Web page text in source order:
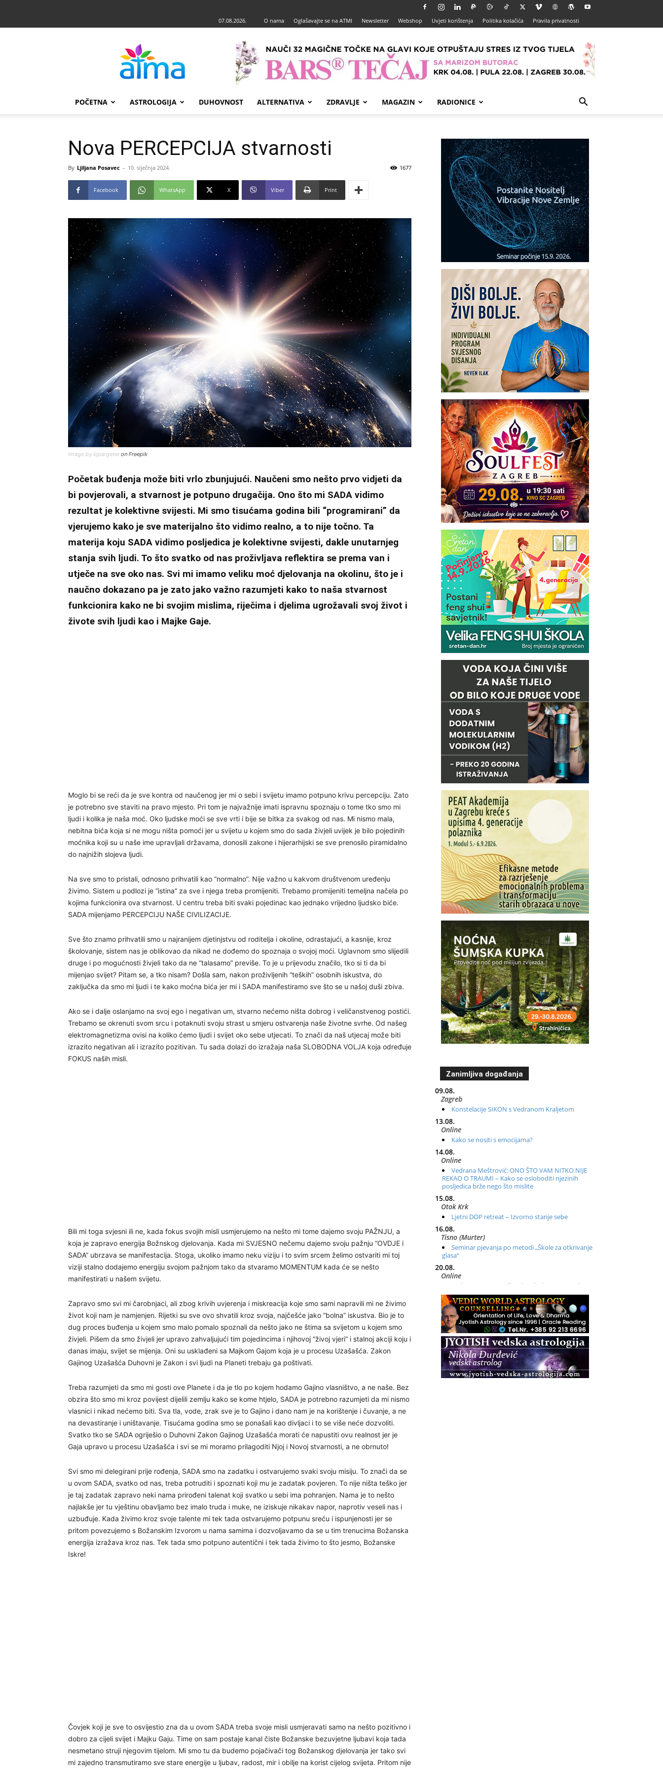
07.08.2026. O nama Oglašavajte se na ATMI Newsletter Webshop Uvjeti korištenja Politika kolačića Pravila privatnosti
POČETNA ASTROLOGIJA DUHOVNOST ALTERNATIVA ZDRAVLJE MAGAZIN RADIONICE
Nova PERCEPCIJA stvarnosti
By Ljiljana Posavec - 10. siječnja 2024. 1677
Facebook WhatsApp X Viber Print
Image by kjpargeter on Freepik
Početak buđenja može biti vrlo zbunjujući. Naučeni smo nešto prvo vidjeti da
bi povjerovali, a stvarnost je potpuno drugačija. Ono što mi SADA vidimo
rezultat je kolektivne svijesti. Mi smo tisućama godina bili “programirani” da
vjerujemo kako je sve materijalno što vidimo realno, a to nije točno. Ta
materija koju SADA vidimo posljedica je kolektivne svijesti, dakle unutarnjeg
stanja svih ljudi. To što svatko od nas proživljava reflektira se prema van i
utječe na sve oko nas. Svi mi imamo veliku moć djelovanja na okolinu, što je i
naučno dokazano pa je zato jako važno razumjeti kako to naša stvarnost
funkcionira kako ne bi svojim mislima, riječima i djelima ugrožavali svoj život i
živote svih ljudi kao i Majke Gaje.
Moglo bi se reći da je sve kontra od naučenog jer mi o sebi i svijetu imamo potpuno krivu percepciju. Zato
je potrebno sve staviti na pravo mjesto. Pri tom je najvažnije imati ispravnu spoznaju o tome tko smo mi
ljudi i kolika je naša moć. Oko ljudske moći se sve vrti i bije se bitka za svakog od nas. Mi nismo mala,
nebitna bića koja si ne mogu ništa pomoći jer u svijetu u kojem smo do sada živjeli uvijek je bilo pojedinih
moćnika koji su u naše ime upravljali državama, donosili zakone i hijerarhijski se sve prenosilo piramidalno
do najnižih slojeva ljudi.
Na sve smo to pristali, odnosno prihvatili kao “normalno”. Nije važno u kakvom društvenom uređenju
živimo. Sistem u podlozi je “istina” za sve i njega treba promijeniti. Trebamo promijeniti temeljna načela po
kojima funkcionira ova stvarnost. U centru treba biti svaki pojedinac kao jednako vrijedno ljudsko biće.
SADA mijenjamo PERCEPCIJU NAŠE CIVILIZACIJE.
Sve što znamo prihvatili smo u najranijem djetinjstvu od roditelja i okoline, odrastajući, a kasnije, kroz
školovanje, sistem nas je oblikovao da nikad ne dođemo do spoznaja o svojoj moći. Uglavnom smo slijedili
druge i po mogućnosti živjeli tako da ne “talasamo” previše. To je u prijevodu značilo, tko si ti da bi
mijenjao svijet? Pitam se, a tko nisam? Došla sam, nakon proživljenih “teških” osobnih iskustva, do
zaključka da smo mi ljudi i te kako moćna bića jer mi i SADA manifestiramo sve što se u našoj duši zbiva.
Ako se i dalje oslanjamo na svoj ego i negativan um, stvarno nećemo ništa dobrog i veličanstvenog postići.
Trebamo se okrenuti svom srcu i potaknuti svoju strast u smjeru ostvarenja naše životne svrhe. Od našeg
elektromagnetizma ovisi na koliko ćemo ljudi i svijet oko sebe utjecati. To znači da naš utjecaj može biti
izrazito negativan ali i izrazito pozitivan. Tu sada dolazi do izražaja naša SLOBODNA VOLJA koja određuje
FOKUS naših misli.
Bili mi toga svjesni ili ne, kada fokus svojih misli usmjerujemo na nešto mi tome dajemo svoju PAŽNJU, a
koja je zapravo energija Božnskog djelovanja. Kada mi SVJESNO nečemu dajemo svoju pažnju “OVDJE i
SADA” ubrzava se manifestacija. Stoga, ukoliko imamo neku viziju i to svim srcem želimo ostvariti mi toj
viziji stalno dodajemo energiju svojom pažnjom tako da stvaramo MOMENTUM kada će se nešto
manifestirati u našem svijetu.
Zapravo smo svi mi čarobnjaci, ali zbog krivih uvjerenja i miskreacija koje smo sami napravili mi ne živimo
život koji nam je namjenjen. Rijetki su sve ovo shvatili kroz svoja, najčešće jako “bolna” iskustva. Bio je to
dug proces buđenja u kojem smo malo pomalo spoznali da nešto jako ne štima sa svijetom u kojem smo
živjeli. Pišem da smo živjeli jer upravo zahvaljujući tim pojedincima i njihovoj “živoj vjeri” i stalnoj akciji koju i
danas imaju, svijet se mijenja. Oni su usklađeni sa Majkom Gajom koja je u procesu Uzašašća. Zakon
Gajinog Uzašašća Duhovni je Zakon i svi ljudi na Planeti trebaju ga poštivati.
Treba razumjeti da smo mi gosti ove Planete i da je tlo po kojem hodamo Gajino vlasništvo, a ne naše. Bez
obzira što smo mi kroz povijest dijelili zemlju kako se kome htjelo, SADA je potrebno razumjeti da mi nismo
vlasnici i nikad nećemo biti. Sva tla, vode, zrak sve je to Gajino i dano nam je na korištenje i čuvanje, a ne
na devastiranje i uništavanje. Tisućama godina smo se ponašali kao divljaci i to se više neće dozvoliti.
Svatko tko se SADA ogriješio o Duhovni Zakon Gajinog Uzašašća morati će napustiti ovu realnost jer je
Gaja upravo u procesu Uzašašća i svi se mi moramo prilagoditi Njoj i Novoj stvarnosti, a ne obrnuto!
Svi smo mi delegirani prije rođenja, SADA smo na zadatku i ostvarujemo svaki svoju misiju. To znači da se
u ovom SADA, svatko od nas, treba potruditi i spoznati koji mu je zadatak povjeren. To nije ništa teško jer
je taj zadatak zapravo neki nama prirođeni talenat koji svatko u sebi ima pohranjen. Nama je to nešto
najlakše jer tu vještinu obavljamo bez imalo truda i muke, ne iziskuje nikakav napor, naprotiv veseli nas i
uzbuđuje. Kada živimo kroz svoje talente mi tek tada ostvarujemo potpunu sreću i ispunjenosti jer se
pritom povezujemo s Božanskim Izvorom u nama samima i dozvoljavamo da se u tim trenucima Božanska
energija izražava kroz nas. Tek tada smo potpuno autentični i tek tada živimo to što jesmo, Božanske
Iskre!
Čovjek koji je sve to osvijestio zna da u ovom SADA treba svoje misli usmjeravati samo na nešto pozitivno i
dobro za cijeli svijet i Majku Gaju. Time on sam postaje kanal čiste Božanske bezuvjetne ljubavi koja tada
nesmetano struji njegovim tijelom. Mi smo tu da budemo pojačivači tog Božanskog djelovanja jer tako svi
mi zajedno transmutiramo sve stare energije u ljubav, radost, mir i obilje na korist cijelog svijeta. Pritom nije
Zanimljiva događanja
09.08.
Zagreb
Konstelacije SIKON s Vedranom Kraljetom
13.08.
Online
Kako se nositi s emocijama?
14.08.
Online
Vedrana Meštrović: ONO ŠTO VAM NITKO NIJE
REKAO O TRAUMI – Kako se osloboditi njezinih
posljedica brže nego što mislite
15.08.
Otok Krk
Ljetni DOP retreat – Izvorno stanje sebe
16.08.
Tisno (Murter)
Seminar pjevanja po metodi „Škole za otkrivanje
glasa“
20.08.
Online
Radionica: Pomagači iz drugih dimenzija Online –
otvoreno za sve
21.08.
Zagreb+Online
Osnovni ThetaHealing® tečaj, Zagreb i Online
22.08.
Pula
Access BARS®, otpusti stres
23.08.
Pula